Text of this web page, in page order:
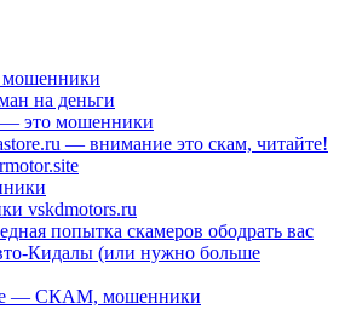
мошенники
на деньги
— это мошенники
— внимание это скам, читайте!
vskdmotors.ru
попытка скамеров ободрать вас
Кидалы (или нужно больше
— СКАМ, мошенники